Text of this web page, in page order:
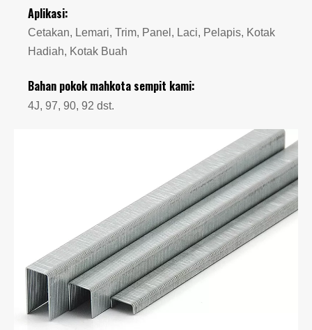
Aplikasi:
Cetakan, Lemari, Trim, Panel, Laci, Pelapis, Kotak
Hadiah, Kotak Buah
Bahan pokok mahkota sempit kami:
4J, 97, 90, 92 dst.